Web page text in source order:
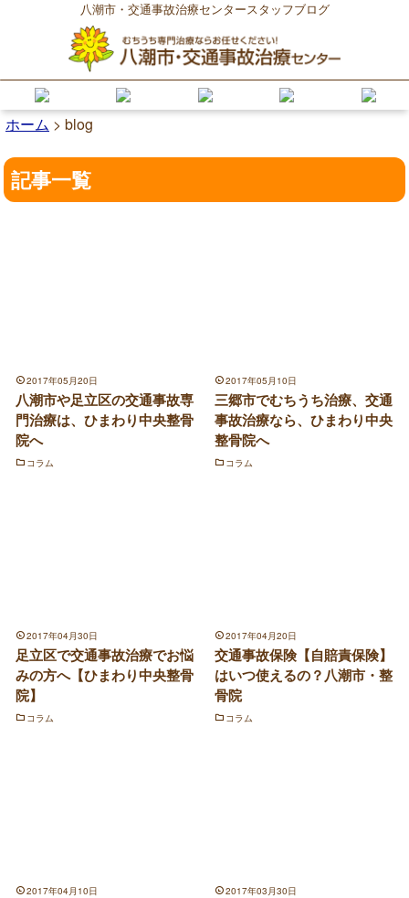
八潮市・交通事故治療センタースタッフブログ
ホーム > blog
記事一覧
2017年05月20日
八潮市や足立区の交通事故専
門治療は、ひまわり中央整骨
院へ
コラム
2017年05月10日
三郷市でむちうち治療、交通
事故治療なら、ひまわり中央
整骨院へ
コラム
2017年04月30日
足立区で交通事故治療でお悩
みの方へ【ひまわり中央整骨
院】
コラム
2017年04月20日
交通事故保険【自賠責保険】
はいつ使えるの？八潮市・整
骨院
コラム
2017年04月10日 2017年03月30日